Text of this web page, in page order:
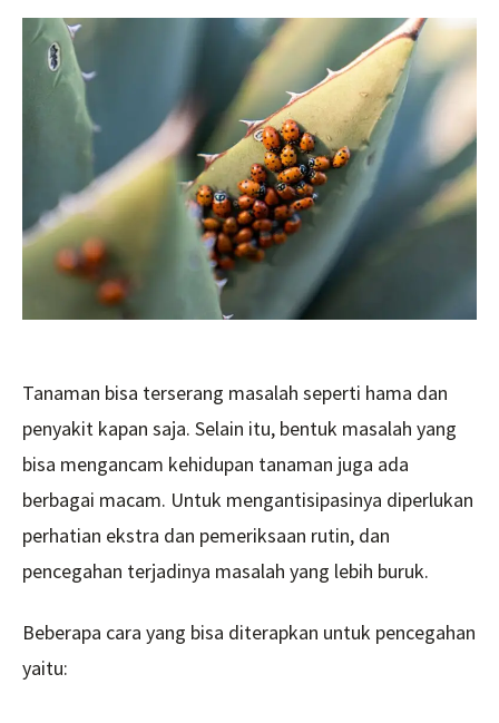
Pencegahan
Munculnya
Masalah
Tanaman
Tanaman bisa terserang masalah seperti hama dan
penyakit kapan saja. Selain itu, bentuk masalah yang
bisa mengancam kehidupan tanaman juga ada
berbagai macam. Untuk mengantisipasinya diperlukan
perhatian ekstra dan pemeriksaan rutin, dan
pencegahan terjadinya masalah yang lebih buruk.
Beberapa cara yang bisa diterapkan untuk pencegahan
yaitu: